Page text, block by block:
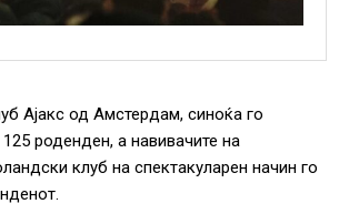
Ајакс од Амстердам, синоќа го
роденден, а навивачите на
клуб на спектакуларен начин го